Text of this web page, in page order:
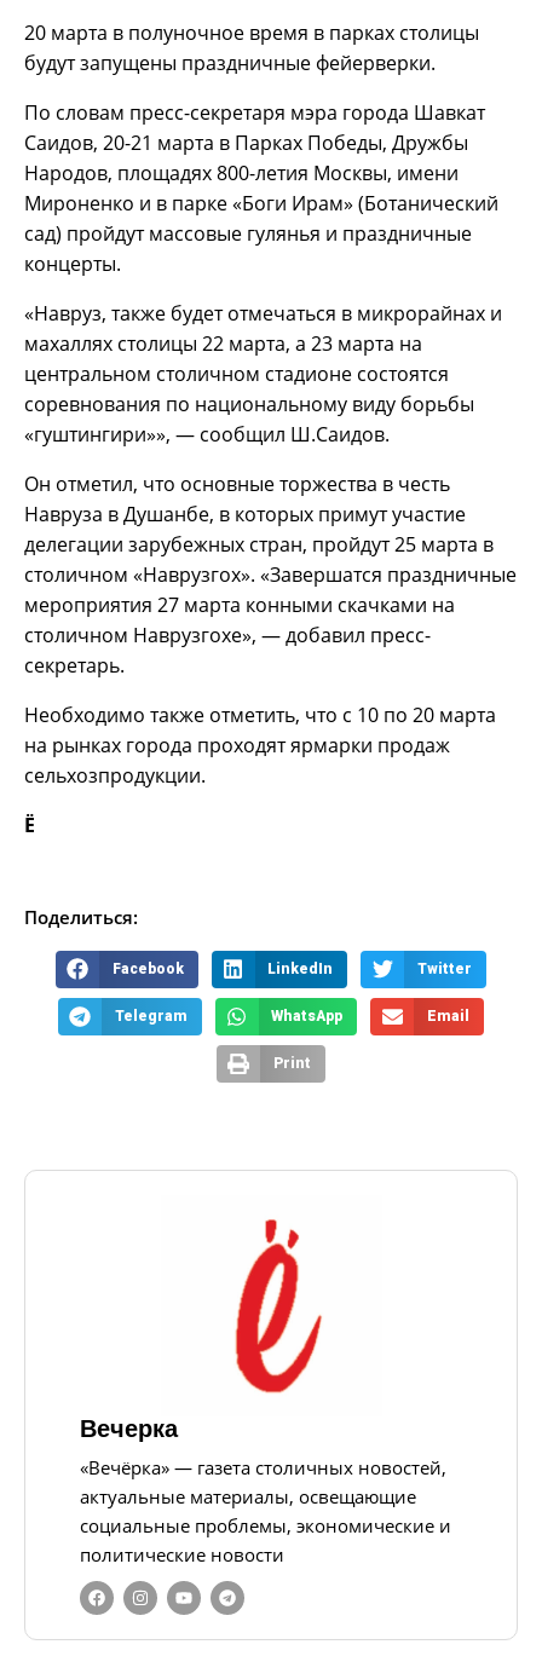
20 марта в полуночное время в парках столицы
будут запущены праздничные фейерверки.
По словам пресс-секретаря мэра города Шавкат
Саидов, 20-21 марта в Парках Победы, Дружбы
Народов, площадях 800-летия Москвы, имени
Мироненко и в парке «Боги Ирам» (Ботанический
сад) пройдут массовые гулянья и праздничные
концерты.
«Навруз, также будет отмечаться в микрорайнах и
махаллях столицы 22 марта, а 23 марта на
центральном столичном стадионе состоятся
соревнования по национальному виду борьбы
«гуштингири»», — сообщил Ш.Саидов.
Он отметил, что основные торжества в честь
Навруза в Душанбе, в которых примут участие
делегации зарубежных стран, пройдут 25 марта в
столичном «Наврузгох». «Завершатся праздничные
мероприятия 27 марта конными скачками на
столичном Наврузгохе», — добавил пресс-
секретарь.
Необходимо также отметить, что с 10 по 20 марта
на рынках города проходят ярмарки продаж
сельхозпродукции.
Ё
Поделиться:
Facebook LinkedIn Twitter
Telegram WhatsApp Email
Print
Вечерка
«Вечёрка» — газета столичных новостей,
актуальные материалы, освещающие
социальные проблемы, экономические и
политические новости